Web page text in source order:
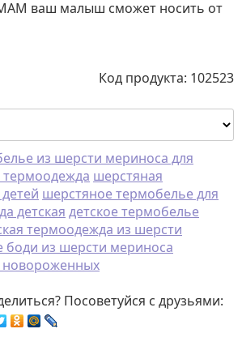
ваш малыш сможет носить от
Код продукта: 102523
из шерсти мериноса для
термоодежда шерстяная
шерстяное термобелье для
детская детское термобелье
термоодежда из шерсти
боди из шерсти мериноса
новороженных
Посоветуйся с друзьями: